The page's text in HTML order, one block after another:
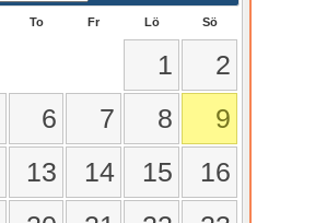
To Fr Lö Sö
1
2
6 7 8
9
13 14 15
16